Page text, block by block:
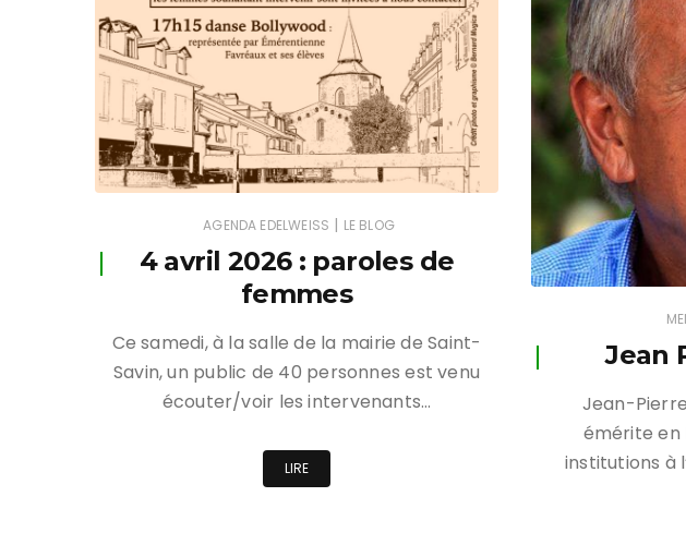
AGENDA EDELWEISS | LE BLOG
4 avril 2026 : paroles de
femmes
Ce samedi, à la salle de la mairie de Saint-
Savin, un public de 40 personnes est venu
écouter/voir les intervenants…
LIRE
Jean
Jean-
émérite en
institutions à